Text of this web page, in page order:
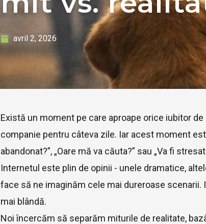
avril 2, 2026
Există un moment pe care aproape orice iubitor
companie pentru câteva zile. Iar acest moment
abandonat?”, „Oare mă va căuta?” sau „Va fi
Internetul este plin de opinii - unele dramatice,
face să ne imaginăm cele mai dureroase scenarii.
mai blândă.
Noi încercăm să separăm miturile de realitate,